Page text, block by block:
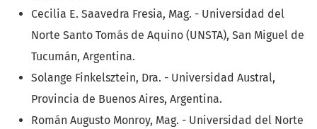
Cecilia E. Saavedra Fresia, Mag. - Universidad del
Norte Santo Tomás de Aquino (UNSTA), San Miguel de
Tucumán, Argentina.
Solange Finkelsztein, Dra. - Universidad Austral,
Provincia de Buenos Aires, Argentina.
Román Augusto Monroy, Mag. - Universidad del Norte